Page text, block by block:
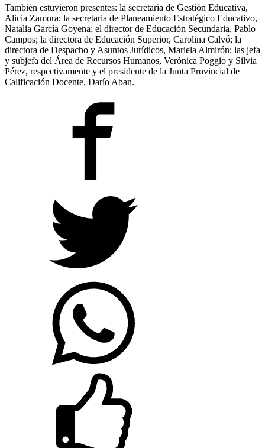
También estuvieron presentes: la secretaria de Gestión Educativa,
Alicia Zamora; la secretaria de Planeamiento Estratégico Educativo,
Natalia García Goyena; el director de Educación Secundaria, Pablo
Campos; la directora de Educación Superior, Carolina Calvó; la
directora de Despacho y Asuntos Jurídicos, Mariela Almirón; las jefa
y subjefa del Área de Recursos Humanos, Verónica Poggio y Silvia
Pérez, respectivamente y el presidente de la Junta Provincial de
Calificación Docente, Darío Aban.